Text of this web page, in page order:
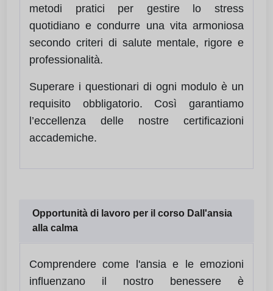
metodi pratici per gestire lo stress
quotidiano e condurre una vita armoniosa
secondo criteri di salute mentale, rigore e
professionalità.
Superare i questionari di ogni modulo è un
requisito obbligatorio. Così garantiamo
l’eccellenza delle nostre certificazioni
accademiche.
Opportunità di lavoro per il corso Dall'ansia
alla calma
Comprendere come l'ansia e le emozioni
influenzano il nostro benessere è